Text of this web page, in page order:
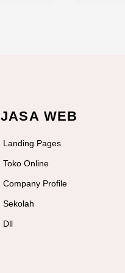
JASA WEB
Landing Pages
Toko Online
Company Profile
Sekolah
Dll